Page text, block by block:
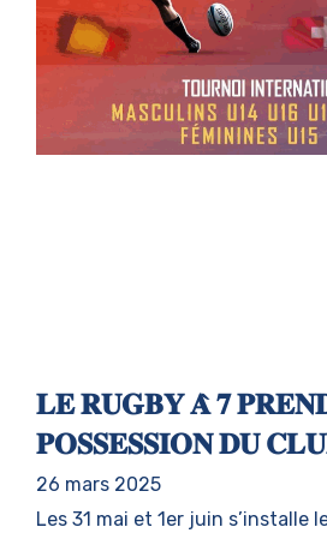
𝐋𝐄 𝐑𝐔𝐆𝐁𝐘 𝐀̀ 𝟕
𝐏𝐎𝐒𝐒𝐄𝐒𝐒𝐈𝐎𝐍 𝐃𝐔
26 mars 2025
Les 31 mai et 1er juin s’installe